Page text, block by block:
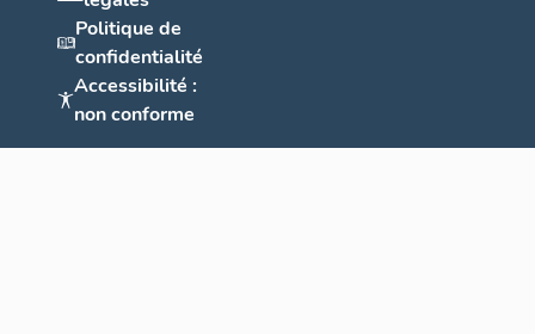
Politique de
confidentialité
Accessibilité :
non conforme